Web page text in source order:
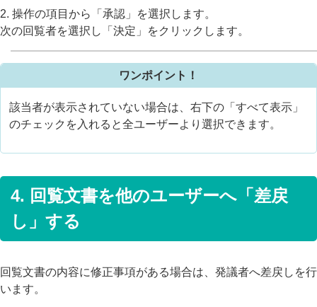
2. 操作の項目から「承認」を選択します。
次の回覧者を選択し「決定」をクリックします。
ワンポイント！
該当者が表示されていない場合は、右下の「すべて表示」
のチェックを入れると全ユーザーより選択できます。
4. 回覧文書を他のユーザーへ「差戻
し」する
回覧文書の内容に修正事項がある場合は、発議者へ差戻しを行
います。